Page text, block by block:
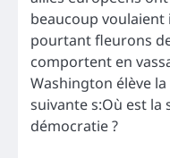
beaucoup voulaient
pourtant fleurons
comportent en
Washington élève la
suivante s:Où est la
démocratie ?